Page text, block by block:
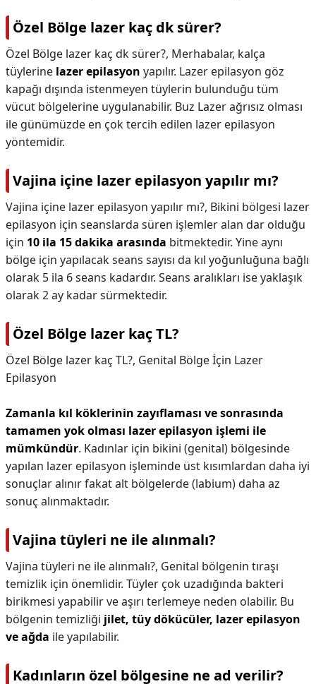
Özel Bölge lazer kaç dk sürer?
Özel Bölge lazer kaç dk sürer?, Merhabalar, kalça
tüylerine lazer epilasyon yapılır. Lazer epilasyon göz
kapağı dışında istenmeyen tüylerin bulunduğu tüm
vücut bölgelerine uygulanabilir. Buz Lazer ağrısız olması
ile günümüzde en çok tercih edilen lazer epilasyon
yöntemidir.
Vajina içine lazer epilasyon yapılır mı?
Vajina içine lazer epilasyon yapılır mı?, Bikini bölgesi lazer
epilasyon için seanslarda süren işlemler alan dar olduğu
için 10 ila 15 dakika arasında bitmektedir. Yine aynı
bölge için yapılacak seans sayısı da kıl yoğunluğuna bağlı
olarak 5 ila 6 seans kadardır. Seans aralıkları ise yaklaşık
olarak 2 ay kadar sürmektedir.
Özel Bölge lazer kaç TL?
Özel Bölge lazer kaç TL?, Genital Bölge İçin Lazer
Epilasyon
Zamanla kıl köklerinin zayıflaması ve sonrasında
tamamen yok olması lazer epilasyon işlemi ile
mümkündür. Kadınlar için bikini (genital) bölgesinde
yapılan lazer epilasyon işleminde üst kısımlardan daha iyi
sonuçlar alınır fakat alt bölgelerde (labium) daha az
sonuç alınmaktadır.
Vajina tüyleri ne ile alınmalı?
Vajina tüyleri ne ile alınmalı?, Genital bölgenin tıraşı
temizlik için önemlidir. Tüyler çok uzadığında bakteri
birikmesi yapabilir ve aşırı terlemeye neden olabilir. Bu
bölgenin temizliği jilet, tüy dökücüler, lazer epilasyon
ve ağda ile yapılabilir.
Kadınların özel bölgesine ne ad verilir?